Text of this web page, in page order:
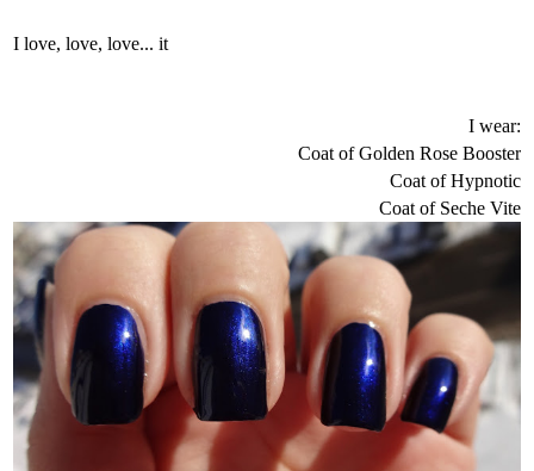
I love, love, love... it
I wear:
Coat of Golden Rose Booster
Coat of Hypnotic
Coat of Seche Vite